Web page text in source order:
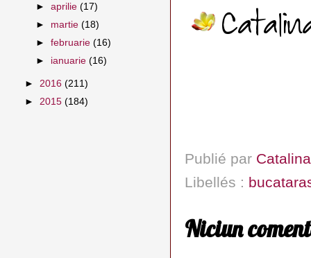
Publié par Catalina
Libellés :
Niciun
►aprilie(17)
► martie(18)
►februarie(16)
► ianuarie(16)
► 2016 (211)
► 2015 (184)